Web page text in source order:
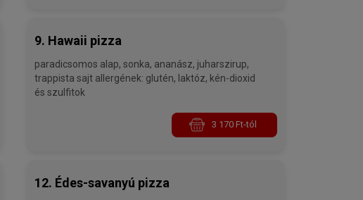
9. Hawaii pizza
paradicsomos alap, sonka, ananász, juharszirup,
trappista sajt allergének: glutén, laktóz, kén-dioxid
és szulfitok
3 170 Ft-tól
12. Édes-savanyú pizza